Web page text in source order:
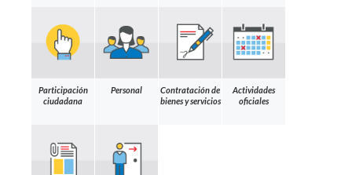
Participación
ciudadana
Personal
Contratación de
bienes y servicios
Actividades
oficiales